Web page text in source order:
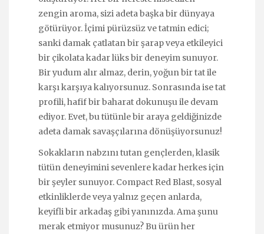
zengin aroma, sizi adeta başka bir dünyaya
götürüyor. İçimi pürüzsüz ve tatmin edici;
sanki damak çatlatan bir şarap veya etkileyici
bir çikolata kadar lüks bir deneyim sunuyor.
Bir yudum alır almaz, derin, yoğun bir tat ile
karşı karşıya kalıyorsunuz. Sonrasında ise tat
profili, hafif bir baharat dokunuşu ile devam
ediyor. Evet, bu tütünle bir araya geldiğinizde
adeta damak savaşçılarına dönüşüyorsunuz!
Sokakların nabzını tutan gençlerden, klasik
tütün deneyimini sevenlere kadar herkes için
bir şeyler sunuyor. Compact Red Blast, sosyal
etkinliklerde veya yalnız geçen anlarda,
keyifli bir arkadaş gibi yanınızda. Ama şunu
merak etmiyor musunuz? Bu ürün her